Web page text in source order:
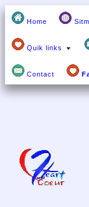
Home
Quik links
Contact